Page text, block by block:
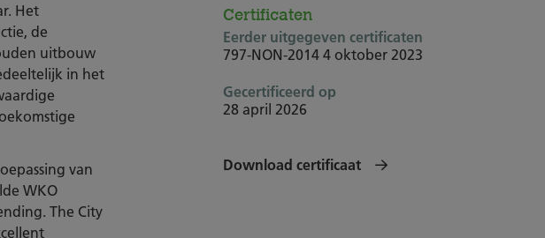
Het
de
uitbouw
in het
van
WKO
The City
Certificaten
Eerder uitgegeven certificaten
797-NON-2014 4 oktober 2023
Gecertificeerd op
28 april 2026
Download certificaat